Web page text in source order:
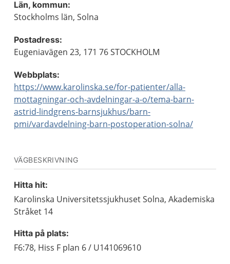
Län, kommun:
Stockholms län, Solna
Postadress:
Eugeniavägen 23, 171 76 STOCKHOLM
Webbplats:
https://www.karolinska.se/for-patienter/alla-
mottagningar-och-avdelningar-a-o/tema-barn-
astrid-lindgrens-barnsjukhus/barn-
pmi/vardavdelning-barn-postoperation-solna/
VÄGBESKRIVNING
Hitta hit:
Karolinska Universitetssjukhuset Solna, Akademiska
Stråket 14
Hitta på plats:
F6:78, Hiss F plan 6 / U141069610